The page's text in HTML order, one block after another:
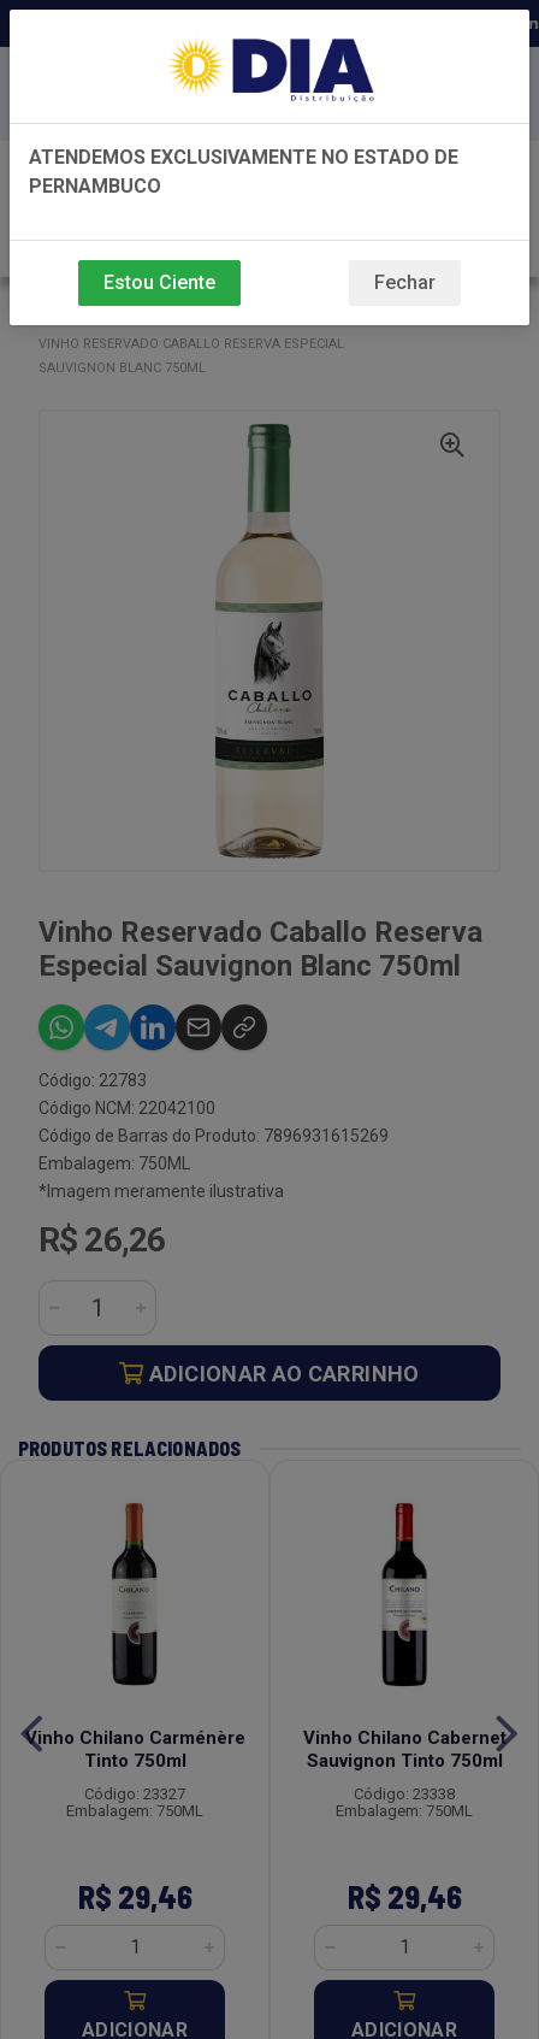
Distribuidora há 22 anos em
Baixe já nosso APP
VINHO RESERVADO CABALLO RESERVA ESPECIAL
SAUVIGNON BLANC 750ML
Vinho Reservado Caballo Reserva
Especial Sauvignon Blanc 750ml
Código: 22783
Código NCM: 22042100
Código de Barras do Produto: 7896931615269
Embalagem: 750ML
*Imagem meramente ilustrativa
R$ 26,26
ADICIONAR AO CARRINHO
PRODUTOS RELACIONADOS
Vinho Chilano Carménère
Tinto 750ml
Código: 23327
Embalagem: 750ML
R$ 29,46
ADICIONAR
Vinho Chilano Cabernet
Sauvignon Tinto 750ml
Código: 23338
Embalagem: 750ML
R$ 29,46
ADICIONAR
ATENDEMOS EXCLUSIVAMENTE NO ESTADO DE
PERNAMBUCO
Estou Ciente Fechar